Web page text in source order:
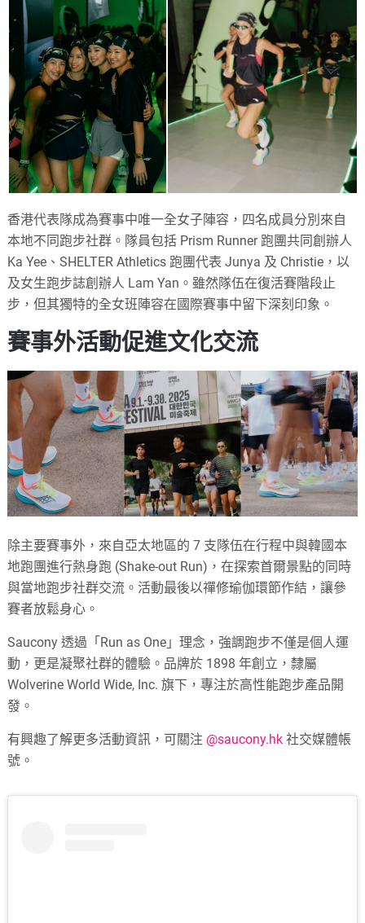
香港代表隊成為賽事中唯一全女子陣容，四名成員分別來自
本地不同跑步社群。隊員包括 Prism Runner 跑團共同創辦人
Ka Yee、SHELTER Athletics 跑團代表 Junya 及 Christie，以
及女生跑步誌創辦人 Lam Yan。雖然隊伍在復活賽階段止
步，但其獨特的全女班陣容在國際賽事中留下深刻印象。
賽事外活動促進文化交流
除主要賽事外，來自亞太地區的 7 支隊伍在行程中與韓國本
地跑團進行熱身跑 (Shake-out Run)，在探索首爾景點的同時
與當地跑步社群交流。活動最後以禪修瑜伽環節作結，讓參
賽者放鬆身心。
Saucony 透過「Run as One」理念，強調跑步不僅是個人運
動，更是凝聚社群的體驗。品牌於 1898 年創立，隸屬
Wolverine World Wide, Inc. 旗下，專注於高性能跑步產品開
發。
有興趣了解更多活動資訊，可關注 @saucony.hk 社交媒體帳
號。